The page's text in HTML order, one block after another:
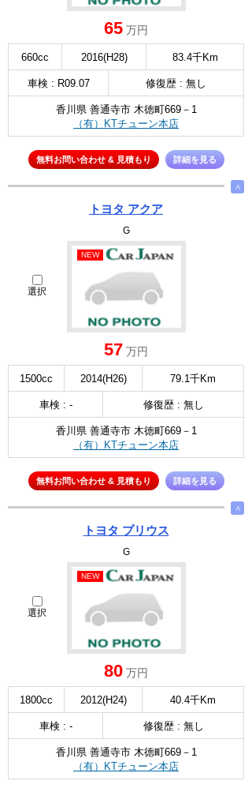
65 万円
660cc 2016(H28) 83.4千Km
車検 : R09.07 修復歴 : 無し
香川県 善通寺市 木徳町669－1
（有）KTチューン本店
無料お問い合わせ & 見積もり 詳細を見る
∧
トヨタ アクア
G
選択
NEW
57 万円
1500cc 2014(H26) 79.1千Km
車検 : - 修復歴 : 無し
香川県 善通寺市 木徳町669－1
（有）KTチューン本店
無料お問い合わせ & 見積もり 詳細を見る
∧
トヨタ プリウス
G
選択
NEW
80 万円
1800cc 2012(H24) 40.4千Km
車検 : - 修復歴 : 無し
香川県 善通寺市 木徳町669－1
（有）KTチューン本店